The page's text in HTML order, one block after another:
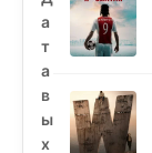
бесплатно
а
т
а
в
ы
х